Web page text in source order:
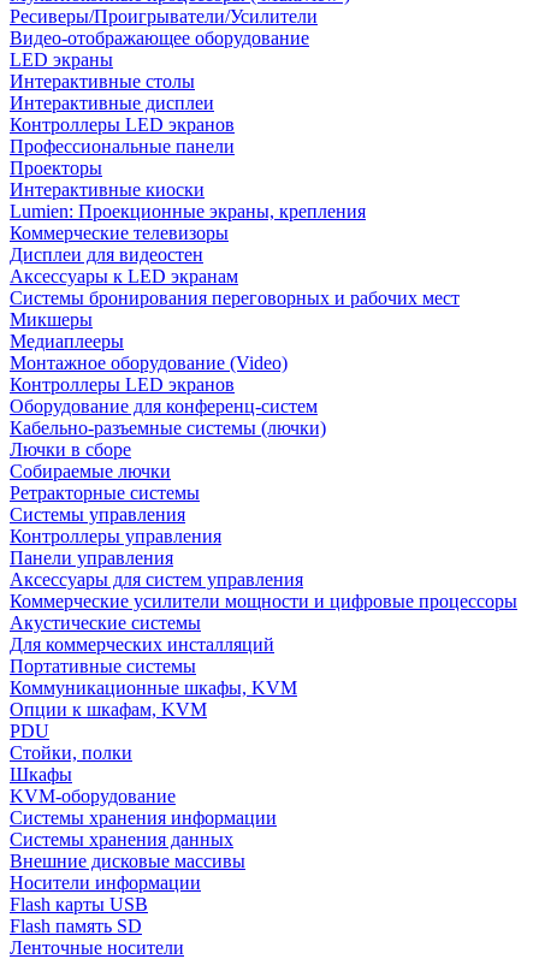
Ресиверы/Проигрыватели/Усилители
Видео-отображающее оборудование
LED экраны
Интерактивные столы
Интерактивные дисплеи
Контроллеры LED экранов
Профессиональные панели
Проекторы
Интерактивные киоски
Lumien: Проекционные экраны, крепления
Коммерческие телевизоры
Дисплеи для видеостен
Аксессуары к LED экранам
Системы бронирования переговорных и рабочих мест
Микшеры
Медиаплееры
Монтажное оборудование (Video)
Контроллеры LED экранов
Оборудование для конференц-систем
Кабельно-разъемные системы (лючки)
Лючки в сборе
Собираемые лючки
Ретракторные системы
Системы управления
Контроллеры управления
Панели управления
Аксессуары для систем управления
Коммерческие усилители мощности и цифровые процессоры
Акустические системы
Для коммерческих инсталляций
Портативные системы
Коммуникационные шкафы, KVM
Опции к шкафам, KVM
PDU
Стойки, полки
Шкафы
KVM-оборудование
Системы хранения информации
Системы хранения данных
Внешние дисковые массивы
Носители информации
Flash карты USB
Flash память SD
Ленточные носители